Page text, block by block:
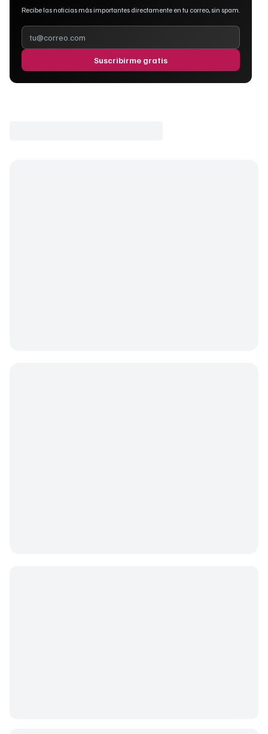
Recibe las noticias más importantes directamente en tu correo, sin spam.
Suscribirme gratis